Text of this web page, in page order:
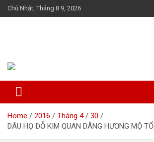
Skip
to
Chủ Nhật, Tháng 8 9, 2026
Home 2016 Tháng 4
30
DÂU HỌ ĐỖ KIM QUAN DÂNG HƯƠNG MỘ TỔ